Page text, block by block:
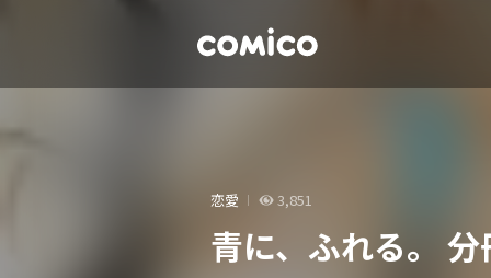
恋愛 3,851
青に、ふれる。 分